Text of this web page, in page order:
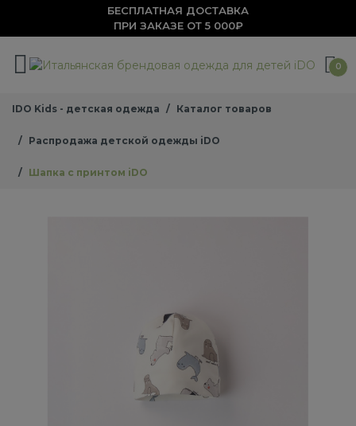
БЕСПЛАТНАЯ ДОСТАВКА
ПРИ ЗАКАЗЕ ОТ 5 000₽
0
IDO Kids - детская одежда Каталог товаров
Распродажа детской одежды iDO
Шапка с принтом iDO